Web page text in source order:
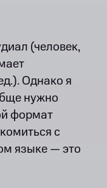
(человек,
Однако я
нужно
формат
с
языке — это